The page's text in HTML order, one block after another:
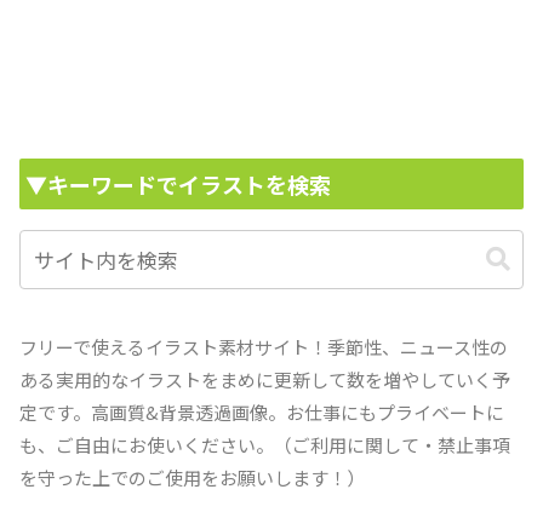
▼キーワードでイラストを検索
フリーで使えるイラスト素材サイト！季節性、ニュース性の
ある実用的なイラストをまめに更新して数を増やしていく予
定です。高画質&背景透過画像。お仕事にもプライベートに
も、ご自由にお使いください。（ご利用に関して・禁止事項
を守った上でのご使用をお願いします！）